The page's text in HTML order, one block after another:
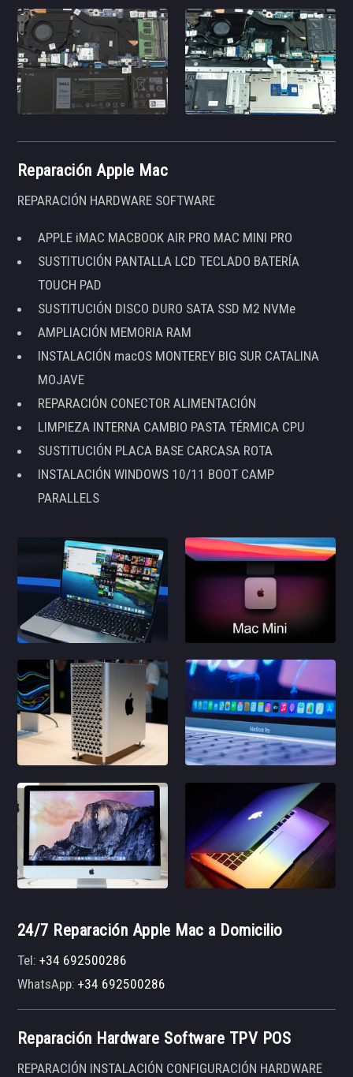
Reparación Apple Mac
REPARACIÓN HARDWARE SOFTWARE
APPLE iMAC MACBOOK AIR PRO MAC MINI PRO
SUSTITUCIÓN PANTALLA LCD TECLADO BATERÍA
TOUCH PAD
SUSTITUCIÓN DISCO DURO SATA SSD M2 NVMe
AMPLIACIÓN MEMORIA RAM
INSTALACIÓN macOS MONTEREY BIG SUR CATALINA
MOJAVE
REPARACIÓN CONECTOR ALIMENTACIÓN
LIMPIEZA INTERNA CAMBIO PASTA TÉRMICA CPU
SUSTITUCIÓN PLACA BASE CARCASA ROTA
INSTALACIÓN WINDOWS 10/11 BOOT CAMP
PARALLELS
24/7 Reparación Apple Mac a Domicilio
Tel:+34 692500286
WhatsApp:+34 692500286
Reparación Hardware Software TPV POS
REPARACIÓN INSTALACIÓN CONFIGURACIÓN HARDWARE